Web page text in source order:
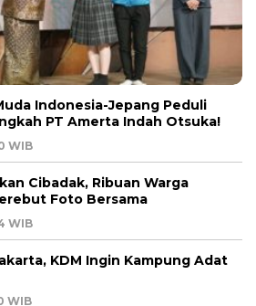
Indonesia-Jepang Peduli
PT Amerta Indah Otsuka!
WIB
Cibadak, Ribuan Warga
Foto Bersama
WIB
KDM Ingin Kampung Adat
WIB